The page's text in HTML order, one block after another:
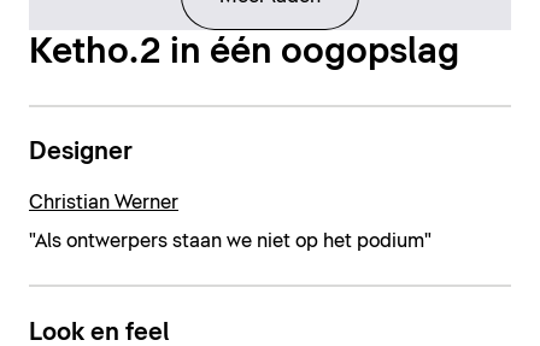
Ketho.2 in één oogopslag
Designer
Christian Werner
"Als ontwerpers staan we niet op het podium"
Look en feel